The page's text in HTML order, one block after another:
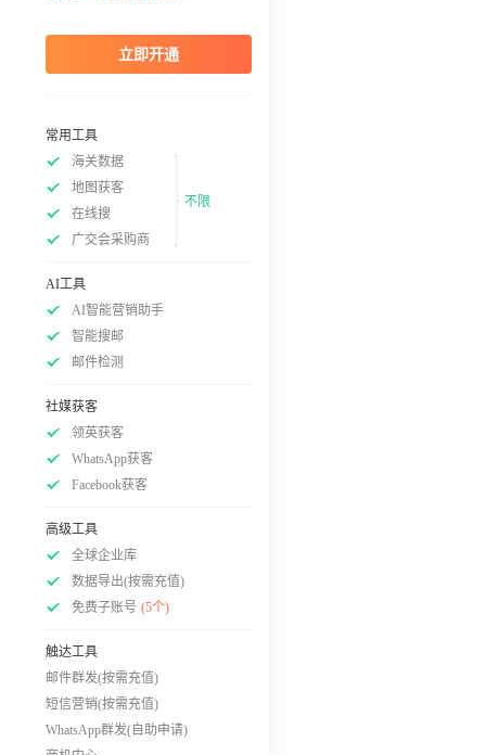
立即开通
常用工具
海关数据
地图获客
在线搜
广交会采购商
不限
AI工具
AI智能营销助手
智能搜邮
邮件检测
社媒获客
领英获客
WhatsApp获客
Facebook获客
高级工具
全球企业库
数据导出(按需充值)
免费子账号 (5个)
触达工具
邮件群发(按需充值)
短信营销(按需充值)
WhatsApp群发(自助申请)